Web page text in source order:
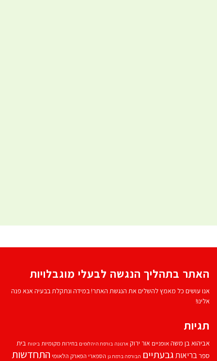
האתר בתהליך הנגשה לבעלי מוגבלויות
אנו עושים כל מאמץ להשלים את הנגשת האתר! במידה ונתקלת בבעיה אנא פנה
אלינו!
תגיות
אביהוא בן משהאופניים אור ירוק ארנונה בורסת היהלומים בחירות מקומיות ביטוח בית
ספרבריאותגבעתיים הבורסה ברמת גן הספארי הפארק הלאומי התחדשות